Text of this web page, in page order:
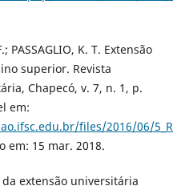
PASSAGLIO, K. T. Extensão
superior. Revista
Chapecó, v. 7, n. 1, p.
em:
files/2016/06/
em: 15 mar. 2018.
da extensão universitária